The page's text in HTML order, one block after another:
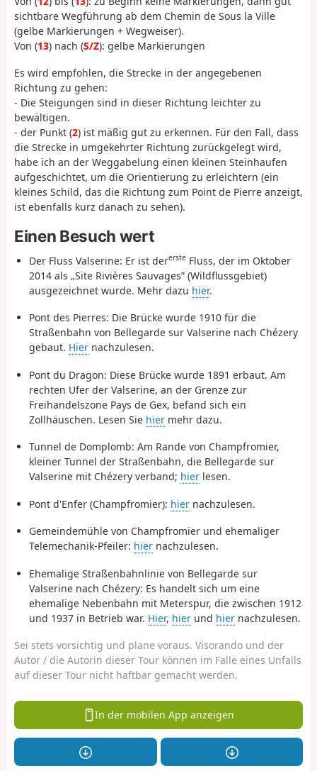
sichtbare Wegführung ab dem Chemin de Sous la Ville
(gelbe Markierungen + Wegweiser).
Von (13) nach (S/Z): gelbe Markierungen
Es wird empfohlen, die Strecke in der angegebenen
Richtung zu gehen:
- Die Steigungen sind in dieser Richtung leichter zu
bewältigen.
- der Punkt (2) ist mäßig gut zu erkennen. Für den Fall, dass
die Strecke in umgekehrter Richtung zurückgelegt wird,
habe ich an der Weggabelung einen kleinen Steinhaufen
aufgeschichtet, um die Orientierung zu erleichtern (ein
kleines Schild, das die Richtung zum Point de Pierre anzeigt,
ist ebenfalls kurz danach zu sehen).
Einen Besuch wert
Der Fluss Valserine: Er ist dererste Fluss, der im Oktober
2014 als „Site Rivières Sauvages” (Wildflussgebiet)
ausgezeichnet wurde. Mehr dazu hier.
Pont des Pierres: Die Brücke wurde 1910 für die
Straßenbahn von Bellegarde sur Valserine nach Chézery
gebaut. Hier nachzulesen.
Pont du Dragon: Diese Brücke wurde 1891 erbaut. Am
rechten Ufer der Valserine, an der Grenze zur
Freihandelszone Pays de Gex, befand sich ein
Zollhäuschen. Lesen Sie hier mehr dazu.
Tunnel de Domplomb: Am Rande von Champfromier,
kleiner Tunnel der Straßenbahn, die Bellegarde sur
Valserine mit Chézery verband; hier lesen.
Pont d'Enfer (Champfromier): hier nachzulesen.
Gemeindemühle von Champfromier und ehemaliger
Telemechanik-Pfeiler: hier nachzulesen.
Ehemalige Straßenbahnlinie von Bellegarde sur
Valserine nach Chézery: Es handelt sich um eine
ehemalige Nebenbahn mit Meterspur, die zwischen 1912
und 1937 in Betrieb war. Hier, hier und hier nachzulesen.
Sei stets vorsichtig und plane voraus. Visorando und der
Autor / die Autorin dieser Tour können im Falle eines Unfalls
auf dieser Tour nicht haftbar gemacht werden.
In der mobilen App anzeigen